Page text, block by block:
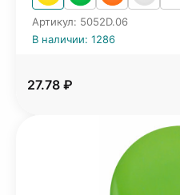
Артикул: 5052D.06
В наличии: 1286
27.78 ₽